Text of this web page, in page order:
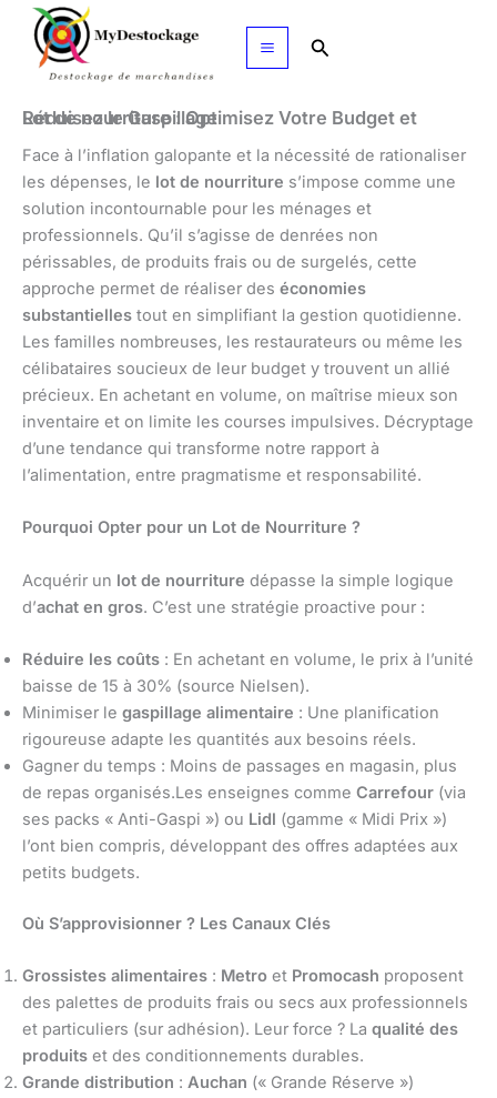
Aller
contenu
Rechercher
Lot de nourriture : Optimisez Votre Budget et Réduisez le Gaspillage
Face à l’inflation galopante et la nécessité de rationaliser
les dépenses, le lot de nourriture s’impose comme une
solution incontournable pour les ménages et
professionnels. Qu’il s’agisse de denrées non
périssables, de produits frais ou de surgelés, cette
approche permet de réaliser des économies
substantielles tout en simplifiant la gestion quotidienne.
Les familles nombreuses, les restaurateurs ou même les
célibataires soucieux de leur budget y trouvent un allié
précieux. En achetant en volume, on maîtrise mieux son
inventaire et on limite les courses impulsives. Décryptage
d’une tendance qui transforme notre rapport à
l’alimentation, entre pragmatisme et responsabilité.
Pourquoi Opter pour un Lot de Nourriture ?
Acquérir un lot de nourriture dépasse la simple logique
d’achat en gros. C’est une stratégie proactive pour :
Réduire les coûts : En achetant en volume, le prix à l’unité
baisse de 15 à 30% (source Nielsen).
Minimiser le gaspillage alimentaire : Une planification
rigoureuse adapte les quantités aux besoins réels.
Gagner du temps : Moins de passages en magasin, plus
de repas organisés.Les enseignes comme Carrefour (via
ses packs « Anti-Gaspi ») ou Lidl (gamme « Midi Prix »)
l’ont bien compris, développant des offres adaptées aux
petits budgets.
Où S’approvisionner ? Les Canaux Clés
Grossistes alimentaires : Metro et Promocash proposent
des palettes de produits frais ou secs aux professionnels
et particuliers (sur adhésion). Leur force ? La qualité des
produits et des conditionnements durables.
Grande distribution : Auchan (« Grande Réserve »)